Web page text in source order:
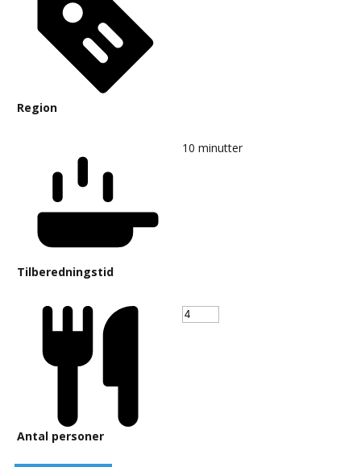
Region
Tilberedningstid
10 minutter
Antal personer